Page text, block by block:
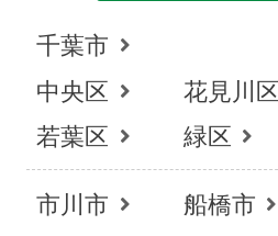
千葉市
中央区
花見川区
若葉区
緑区
市川市 船橋市